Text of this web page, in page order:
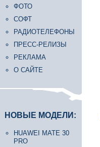
ФОТО
СОФТ
РАДИОТЕЛЕФОНЫ
ПРЕСС-РЕЛИЗЫ
РЕКЛАМА
О САЙТЕ
НОВЫЕ МОДЕЛИ:
HUAWEI MATE 30
PRO